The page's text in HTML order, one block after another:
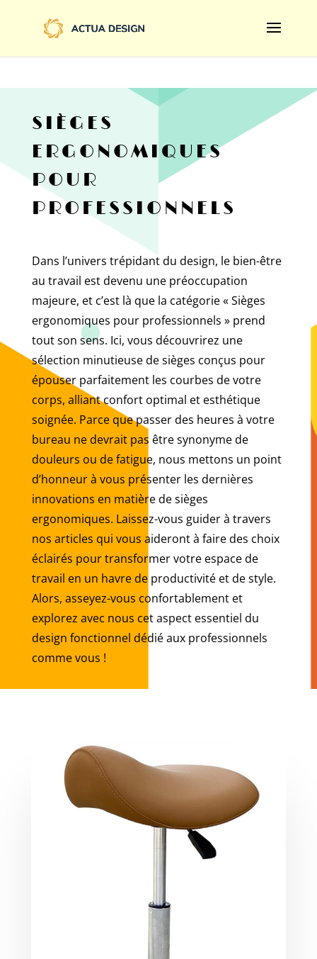
family=Limelight&display=swap');
SIÈGES
ERGONOMIQUES
POUR
PROFESSIONNELS
Dans l’univers trépidant du design, le bien-être
au travail est devenu une préoccupation
majeure, et c’est là que la catégorie « Sièges
ergonomiques pour professionnels » prend
tout son sens. Ici, vous découvrirez une
sélection minutieuse de sièges conçus pour
épouser parfaitement les courbes de votre
corps, alliant confort optimal et esthétique
soignée. Parce que passer des heures à votre
bureau ne devrait pas être synonyme de
douleurs ou de fatigue, nous mettons un point
d’honneur à vous présenter les dernières
innovations en matière de sièges
ergonomiques. Laissez-vous guider à travers
nos articles qui vous aideront à faire des choix
éclairés pour transformer votre espace de
travail en un havre de productivité et de style.
Alors, asseyez-vous confortablement et
explorez avec nous cet aspect essentiel du
design fonctionnel dédié aux professionnels
comme vous !